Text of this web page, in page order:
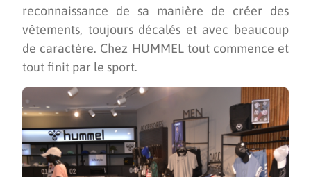
reconnaissance de sa manière de créer des
vêtements, toujours décalés et avec beaucoup
de caractère. Chez HUMMEL tout commence et
tout finit par le sport.